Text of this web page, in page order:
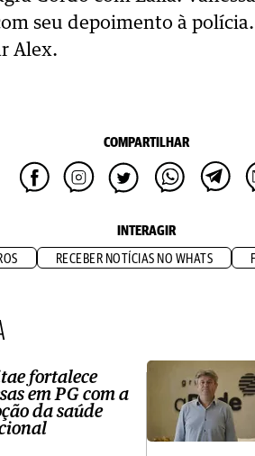
seu depoimento à
Alex.
COMPARTILHAR
INTERAGIR
RECEBER NOTÍCIAS NO WHATS
fortalece
em PG com a
da saúde